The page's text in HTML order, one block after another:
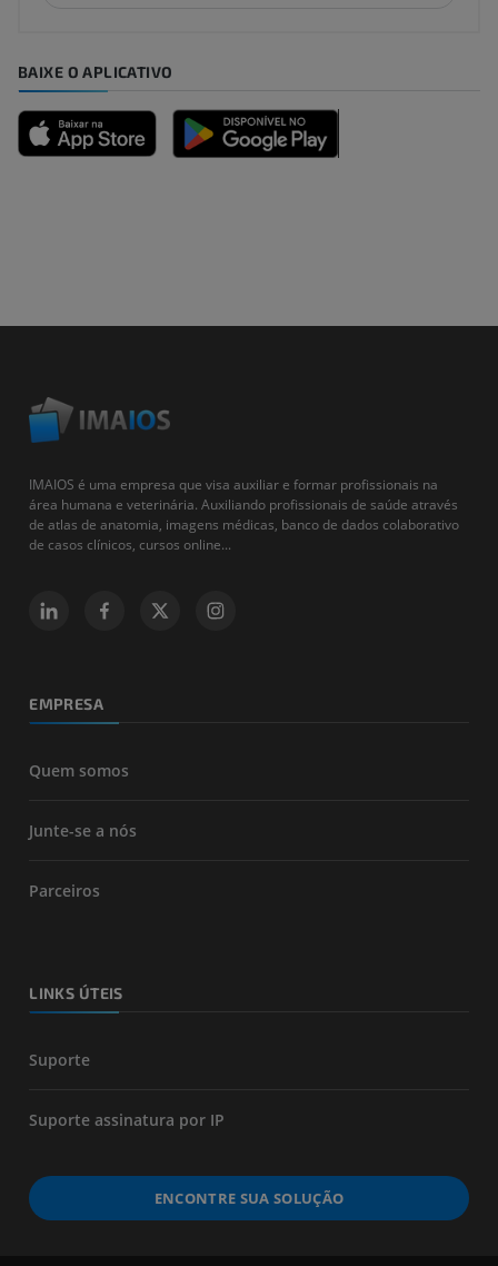
BAIXE O APLICATIVO
IMAIOS é uma empresa que visa auxiliar e formar profissionais na
área humana e veterinária. Auxiliando profissionais de saúde através
de atlas de anatomia, imagens médicas, banco de dados colaborativo
de casos clínicos, cursos online...
EMPRESA
Quem somos
Junte-se a nós
Parceiros
LINKS ÚTEIS
Suporte
Suporte assinatura por IP
ENCONTRE SUA SOLUÇÃO